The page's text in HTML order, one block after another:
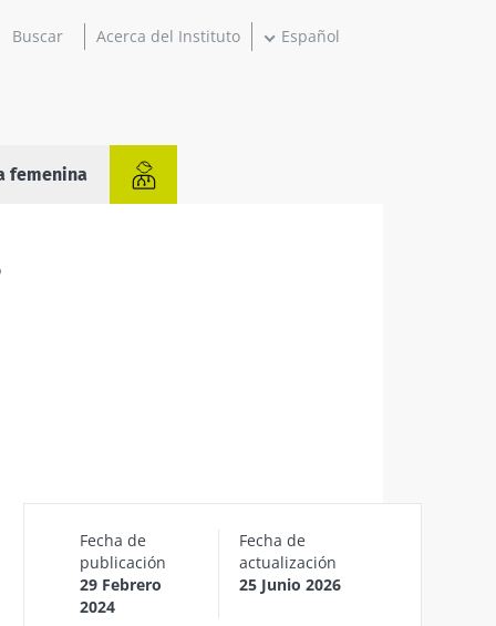
Acerca del Instituto Español
femenina
Fecha de
publicación
29 Febrero
2024
Fecha de
actualización
25 Junio 2026